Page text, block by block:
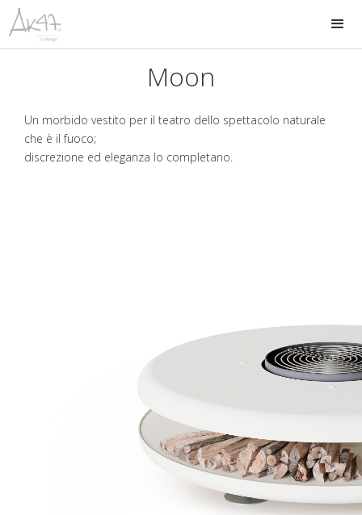
Moon
Un morbido vestito per il teatro dello spettacolo naturale
che è il fuoco;
discrezione ed eleganza lo completano.